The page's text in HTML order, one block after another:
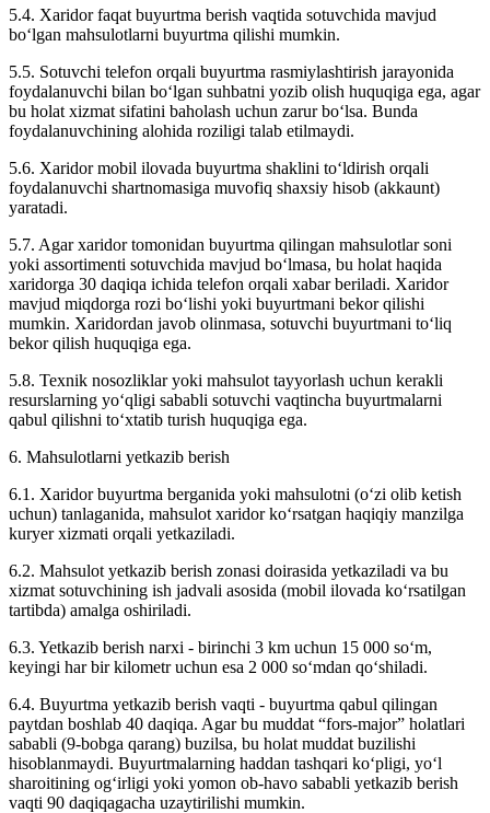
5.4. Xaridor faqat buyurtma berish vaqtida sotuvchida mavjud
bo‘lgan mahsulotlarni buyurtma qilishi mumkin.
5.5. Sotuvchi telefon orqali buyurtma rasmiylashtirish jarayonida
foydalanuvchi bilan bo‘lgan suhbatni yozib olish huquqiga ega, agar
bu holat xizmat sifatini baholash uchun zarur bo‘lsa. Bunda
foydalanuvchining alohida roziligi talab etilmaydi.
5.6. Xaridor mobil ilovada buyurtma shaklini to‘ldirish orqali
foydalanuvchi shartnomasiga muvofiq shaxsiy hisob (akkaunt)
yaratadi.
5.7. Agar xaridor tomonidan buyurtma qilingan mahsulotlar soni
yoki assortimenti sotuvchida mavjud bo‘lmasa, bu holat haqida
xaridorga 30 daqiqa ichida telefon orqali xabar beriladi. Xaridor
mavjud miqdorga rozi bo‘lishi yoki buyurtmani bekor qilishi
mumkin. Xaridordan javob olinmasa, sotuvchi buyurtmani to‘liq
bekor qilish huquqiga ega.
5.8. Texnik nosozliklar yoki mahsulot tayyorlash uchun kerakli
resurslarning yo‘qligi sababli sotuvchi vaqtincha buyurtmalarni
qabul qilishni to‘xtatib turish huquqiga ega.
6. Mahsulotlarni yetkazib berish
6.1. Xaridor buyurtma berganida yoki mahsulotni (o‘zi olib ketish
uchun) tanlaganida, mahsulot xaridor ko‘rsatgan haqiqiy manzilga
kuryer xizmati orqali yetkaziladi.
6.2. Mahsulot yetkazib berish zonasi doirasida yetkaziladi va bu
xizmat sotuvchining ish jadvali asosida (mobil ilovada ko‘rsatilgan
tartibda) amalga oshiriladi.
6.3. Yetkazib berish narxi - birinchi 3 km uchun 15 000 so‘m,
keyingi har bir kilometr uchun esa 2 000 so‘mdan qo‘shiladi.
6.4. Buyurtma yetkazib berish vaqti - buyurtma qabul qilingan
paytdan boshlab 40 daqiqa. Agar bu muddat “fors-major” holatlari
sababli (9-bobga qarang) buzilsa, bu holat muddat buzilishi
hisoblanmaydi. Buyurtmalarning haddan tashqari ko‘pligi, yo‘l
sharoitining og‘irligi yoki yomon ob-havo sababli yetkazib berish
vaqti 90 daqiqagacha uzaytirilishi mumkin.